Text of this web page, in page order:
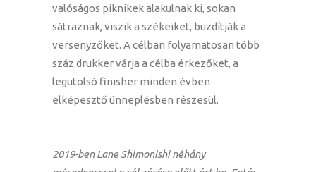
valóságos piknikek alakulnak ki, sokan
sátraznak, viszik a székeiket, buzdítják a
versenyzőket. A célban folyamatosan több
száz drukker várja a célba érkezőket, a
legutolsó finisher minden évben
elképesztő ünneplésben részesül.
2019-ben Lane Shimonishi néhány